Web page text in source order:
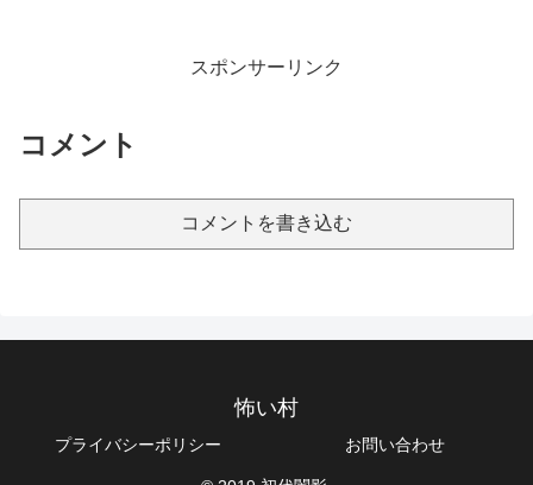
スポンサーリンク
コメント
コメントを書き込む
怖い村
プライバシーポリシー お問い合わせ